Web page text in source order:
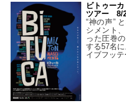
ビトゥー
ツアー 8/
“神の声”
シメント
った圧巻
する57名
イブフッテ